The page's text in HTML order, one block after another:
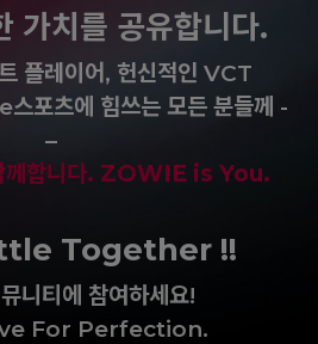
가치를 공유합니다.
플레이어, 헌신적인 VCT
포츠에 힘쓰는 모든 분들께 -
–
께합니다. ZOWIE is You.
Together !!
니티에 참여하세요!
For Perfection.